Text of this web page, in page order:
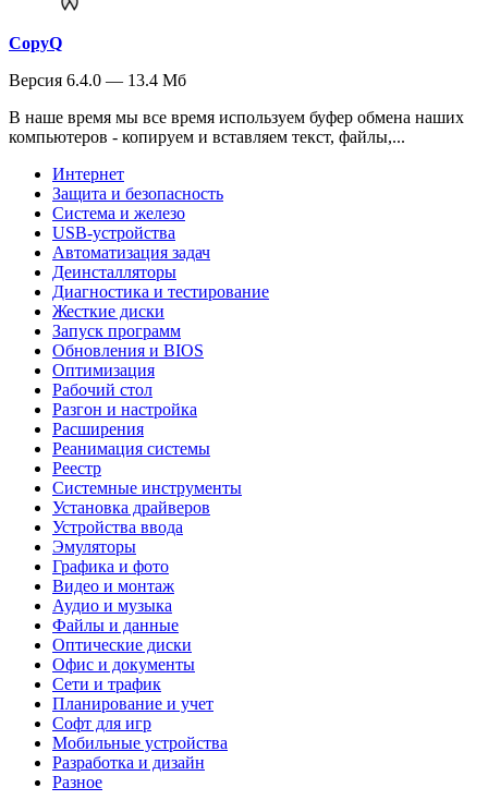
CopyQ
Версия 6.4.0 — 13.4 Мб
В наше время мы все время используем буфер обмена наших
компьютеров - копируем и вставляем текст, файлы,...
Интернет
Защита и безопасность
Система и железо
USB-устройства
Автоматизация задач
Деинсталляторы
Диагностика и тестирование
Жесткие диски
Запуск программ
Обновления и BIOS
Оптимизация
Рабочий стол
Разгон и настройка
Расширения
Реанимация системы
Реестр
Системные инструменты
Установка драйверов
Устройства ввода
Эмуляторы
Графика и фото
Видео и монтаж
Аудио и музыка
Файлы и данные
Оптические диски
Офис и документы
Сети и трафик
Планирование и учет
Софт для игр
Мобильные устройства
Разработка и дизайн
Разное